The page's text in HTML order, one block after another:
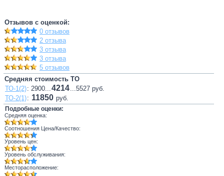
Отзывов с оценкой:
0 отзывов
2 отзыва
3 отзыва
3 отзыва
5 отзывов
Средняя стоимость ТО
ТО-1(2): 2900...4214...5527 руб.
ТО-2(1): 11850 руб.
Подробные оценки:
Средняя оценка:
Соотношения Цена/Качество:
Уровень цен:
Уровень обслуживания:
Месторасположение: